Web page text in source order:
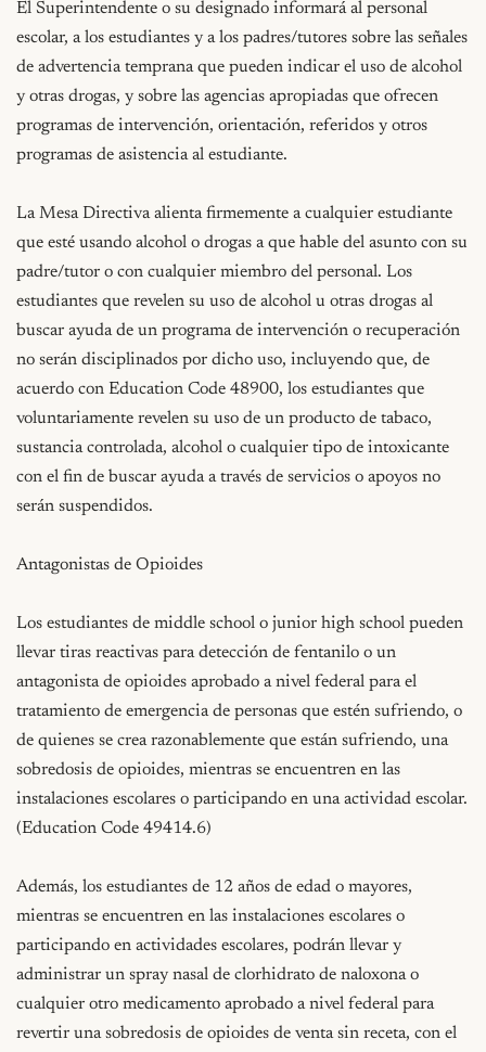
El Superintendente o su designado informará al personal
escolar, a los estudiantes y a los padres/tutores sobre las señales
de advertencia temprana que pueden indicar el uso de alcohol
y otras drogas, y sobre las agencias apropiadas que ofrecen
programas de intervención, orientación, referidos y otros
programas de asistencia al estudiante.
La Mesa Directiva alienta firmemente a cualquier estudiante
que esté usando alcohol o drogas a que hable del asunto con su
padre/tutor o con cualquier miembro del personal. Los
estudiantes que revelen su uso de alcohol u otras drogas al
buscar ayuda de un programa de intervención o recuperación
no serán disciplinados por dicho uso, incluyendo que, de
acuerdo con Education Code 48900, los estudiantes que
voluntariamente revelen su uso de un producto de tabaco,
sustancia controlada, alcohol o cualquier tipo de intoxicante
con el fin de buscar ayuda a través de servicios o apoyos no
serán suspendidos.
Antagonistas de Opioides
Los estudiantes de middle school o junior high school pueden
llevar tiras reactivas para detección de fentanilo o un
antagonista de opioides aprobado a nivel federal para el
tratamiento de emergencia de personas que estén sufriendo, o
de quienes se crea razonablemente que están sufriendo, una
sobredosis de opioides, mientras se encuentren en las
instalaciones escolares o participando en una actividad escolar.
(Education Code 49414.6)
Además, los estudiantes de 12 años de edad o mayores,
mientras se encuentren en las instalaciones escolares o
participando en actividades escolares, podrán llevar y
administrar un spray nasal de clorhidrato de naloxona o
cualquier otro medicamento aprobado a nivel federal para
revertir una sobredosis de opioides de venta sin receta, con el